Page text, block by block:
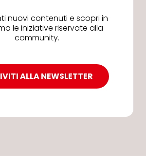
nuovi contenuti e scopri in
le iniziative riservate alla
community.
ALLA NEWSLETTER